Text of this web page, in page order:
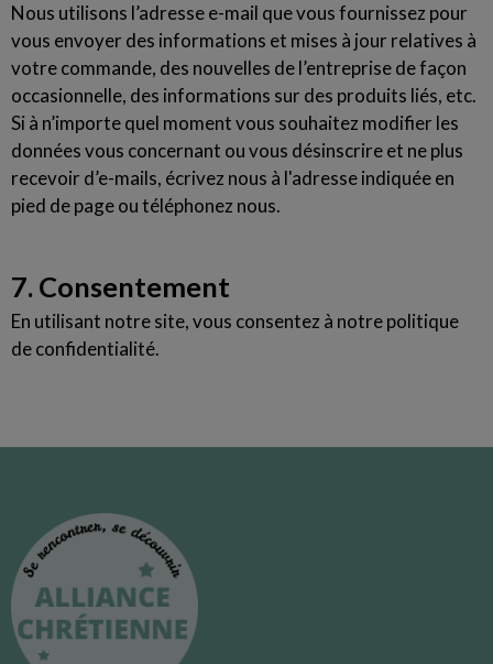
Nous utilisons l’adresse e-mail que vous fournissez pour
vous envoyer des informations et mises à jour relatives à
votre commande, des nouvelles de l’entreprise de façon
occasionnelle, des informations sur des produits liés, etc.
Si à n’importe quel moment vous souhaitez modifier les
données vous concernant ou vous désinscrire et ne plus
recevoir d’e-mails, écrivez nous à l'adresse indiquée en
pied de page ou téléphonez nous.
7. Consentement
En utilisant notre site, vous consentez à notre politique
de confidentialité.